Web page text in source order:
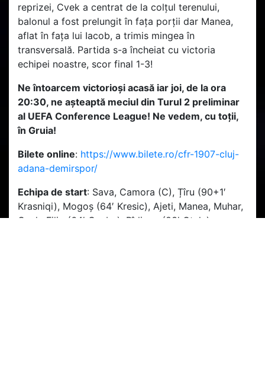
reprizei, Cvek a centrat de la colțul terenului,
balonul a fost prelungit în fața porții dar Manea,
aflat în fața lui Iacob, a trimis mingea în
transversală. Partida s-a încheiat cu victoria
echipei noastre, scor final 1-3!
Ne întoarcem victorioși acasă iar joi, de la ora
20:30, ne așteaptă meciul din Turul 2 preliminar
al UEFA Conference League! Ne vedem, cu toții,
în Gruia!
Bilete online: https://www.bilete.ro/cfr-1907-cluj-
adana-demirspor/
Echipa de start: Sava, Camora (C), Țîru (90+1′
Krasniqi), Mogoș (64′ Kresic), Ajeti, Manea, Muhar,
Cvek, Filip (64′ Gneba), Bîrligea (83′ Otele),